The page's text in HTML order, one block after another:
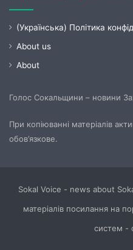
(Українська) Політика
About us
About
Голос Сокальщини – новини
При копіюванні матеріалів
обов’язкове.
Sokal Voice - news about
матеріалів посилання на
систем -